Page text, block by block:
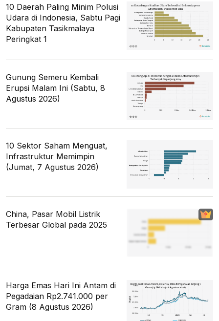
10 Daerah Paling Minim Polusi
Udara di Indonesia, Sabtu Pagi
Kabupaten Tasikmalaya
Peringkat 1
Gunung Semeru Kembali
Erupsi Malam Ini (Sabtu, 8
Agustus 2026)
10 Sektor Saham Menguat,
Infrastruktur Memimpin
(Jumat, 7 Agustus 2026)
China, Pasar Mobil Listrik
Terbesar Global pada 2025
Harga Emas Hari Ini Antam di
Pegadaian Rp2.741.000 per
Gram (8 Agustus 2026)